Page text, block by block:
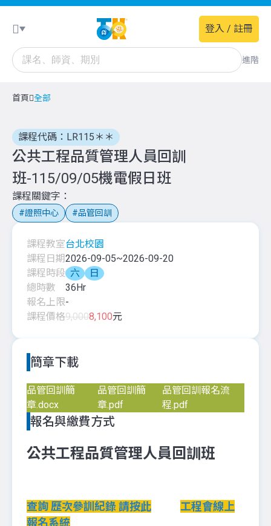
進階
登入 / 註冊
首頁 全部
課程代碼：LR115＊＊
公共工程品質管理人員回訓
班-115/09/05機電假日班
課程關鍵字
證照中心 品管回訓
課程教室台北校園
課程日期2026-09-05~2026-09-20
課程時段 六
日
總時數
36Hr
報名上限-
課程價格9,0008,100元
簡章下載
品管回訓簡
章.docx
品管回訓簡
章.pdf
品管回訓報名流
程.pdf
報名與繳費方式
公共工程品質管理人員回訓班
查詢 歷次參訓紀錄 請按此
工程會線上
報名系統